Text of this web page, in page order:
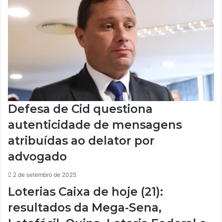
Defesa de Cid questiona
autenticidade de mensagens
atribuídas ao delator por
advogado
2 de setembro de 2025
Loterias Caixa de hoje (21):
resultados da Mega-Sena,